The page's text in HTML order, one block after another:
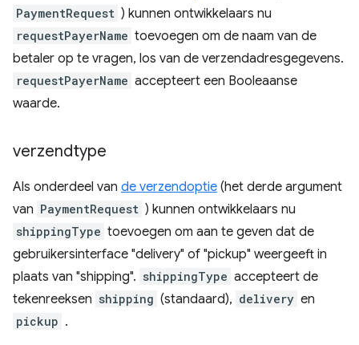
PaymentRequest ) kunnen ontwikkelaars nu
requestPayerName toevoegen om de naam van de
betaler op te vragen, los van de verzendadresgegevens.
requestPayerName accepteert een Booleaanse
waarde.
verzendtype
Als onderdeel van de verzendoptie (het derde argument
van PaymentRequest ) kunnen ontwikkelaars nu
shippingType toevoegen om aan te geven dat de
gebruikersinterface "delivery" of "pickup" weergeeft in
plaats van "shipping". shippingType accepteert de
tekenreeksen shipping (standaard), delivery en
pickup .